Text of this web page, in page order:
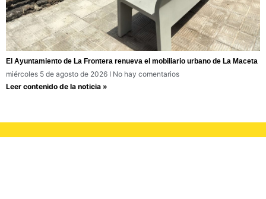
El Ayuntamiento de La Frontera renueva el mobiliario urbano de La Maceta
miércoles 5 de agosto de 2026
No hay comentarios
Leer contenido de la noticia »